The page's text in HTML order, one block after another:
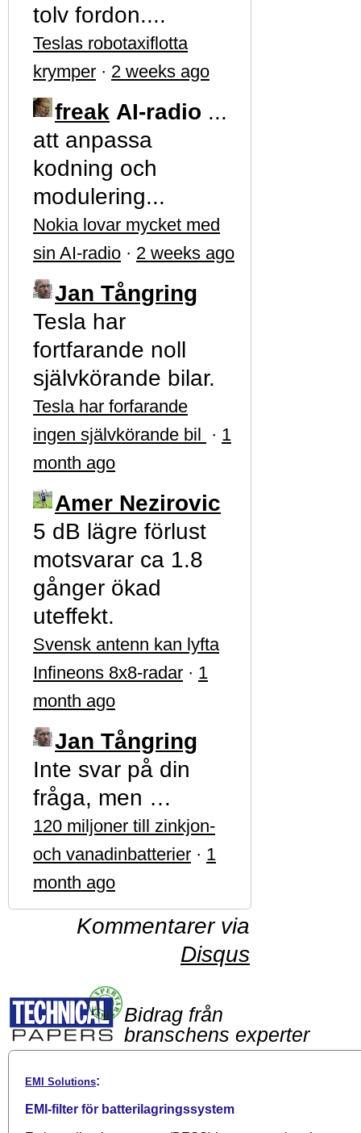
tolv fordon....
Teslas robotaxiflotta
krymper · 2 weeks ago
freak AI-radio ...
att anpassa
kodning och
modulering...
Nokia lovar mycket med
sin AI-radio · 2 weeks ago
Jan Tångring
Tesla har
fortfarande noll
självkörande bilar.
Tesla har forfarande
ingen självkörande bil · 1
month ago
Amer Nezirovic
5 dB lägre förlust
motsvarar ca 1.8
gånger ökad
uteffekt.
Svensk antenn kan lyfta
Infineons 8x8-radar · 1
month ago
Jan Tångring
Inte svar på din
fråga, men …
120 miljoner till zinkjon-
och vanadinbatterier · 1
month ago
Kommentarer via
Disqus
Bidrag från
branschens experter
EMI Solutions:
EMI-filter för batterilagringssystem